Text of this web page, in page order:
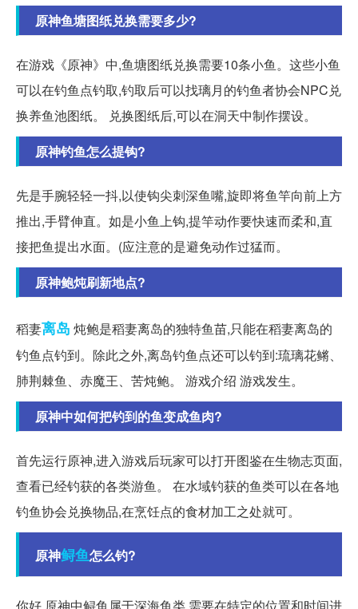
原神鱼塘图纸兑换需要多少?
在游戏《原神》中,鱼塘图纸兑换需要10条小鱼。这些小鱼
可以在钓鱼点钓取,钓取后可以找璃月的钓鱼者协会NPC兑
换养鱼池图纸。 兑换图纸后,可以在洞天中制作摆设。
原神钓鱼怎么提钩?
先是手腕轻轻一抖,以使钩尖刺深鱼嘴,旋即将鱼竿向前上方
推出,手臂伸直。如是小鱼上钩,提竿动作要快速而柔和,直
接把鱼提出水面。(应注意的是避免动作过猛而。
原神鲍炖刷新地点?
稻妻离岛 炖鲍是稻妻离岛的独特鱼苗,只能在稻妻离岛的
钓鱼点钓到。除此之外,离岛钓鱼点还可以钓到:琉璃花鳉、
肺荆棘鱼、赤魔王、苦炖鲍。 游戏介绍 游戏发生。
原神中如何把钓到的鱼变成鱼肉?
首先运行原神,进入游戏后玩家可以打开图鉴在生物志页面,
查看已经钓获的各类游鱼。 在水域钓获的鱼类可以在各地
钓鱼协会兑换物品,在烹饪点的食材加工之处就可。
原神鲟鱼怎么钓?